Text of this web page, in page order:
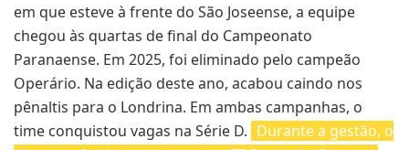
em que esteve à frente do São Joseense, a equipe
chegou às quartas de final do Campeonato
Paranaense. Em 2025, foi eliminado pelo campeão
Operário. Na edição deste ano, acabou caindo nos
pênaltis para o Londrina. Em ambas campanhas, o
time conquistou vagas na Série D. Durante a gestão, o